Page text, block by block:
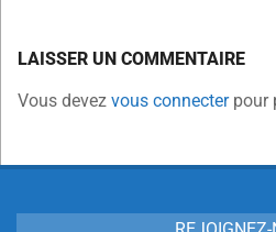
02
LAISSER UN COMMENTAIRE
Vous devez vous connecterpour